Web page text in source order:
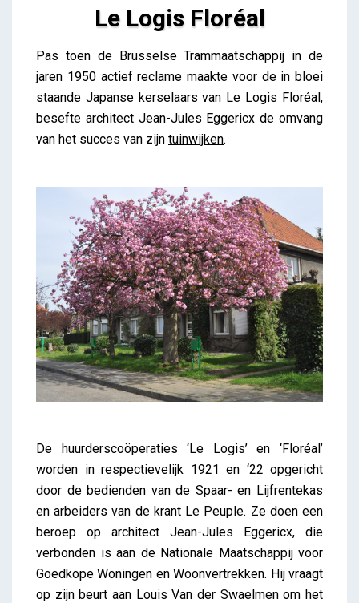
Le Logis Floréal
Le Logis Floréal
Lieve Drooghmans
Pas toen de Brusselse Trammaatschappij in de
jaren 1950 actief reclame maakte voor de in bloei
staande Japanse kerselaars van Le Logis Floréal,
besefte architect Jean-Jules Eggericx de omvang
van het succes van zijn tuinwijken.
De huurderscoöperaties ‘Le Logis’ en ‘Floréal’
worden in respectievelijk 1921 en ‘22 opgericht
door de bedienden van de Spaar- en Lijfrentekas
en arbeiders van de krant Le Peuple. Ze doen een
beroep op architect Jean-Jules Eggericx, die
verbonden is aan de Nationale Maatschappij voor
Goedkope Woningen en Woonvertrekken. Hij vraagt
op zijn beurt aan Louis Van der Swaelmen om het